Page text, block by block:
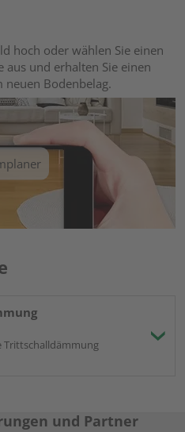
hoch oder wählen Sie einen
und erhalten Sie einen
Bodenbelag.
Trittschalldämmung
und Partner